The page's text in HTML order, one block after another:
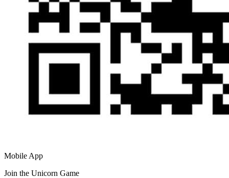
Mobile App
Join the Unicorn Game